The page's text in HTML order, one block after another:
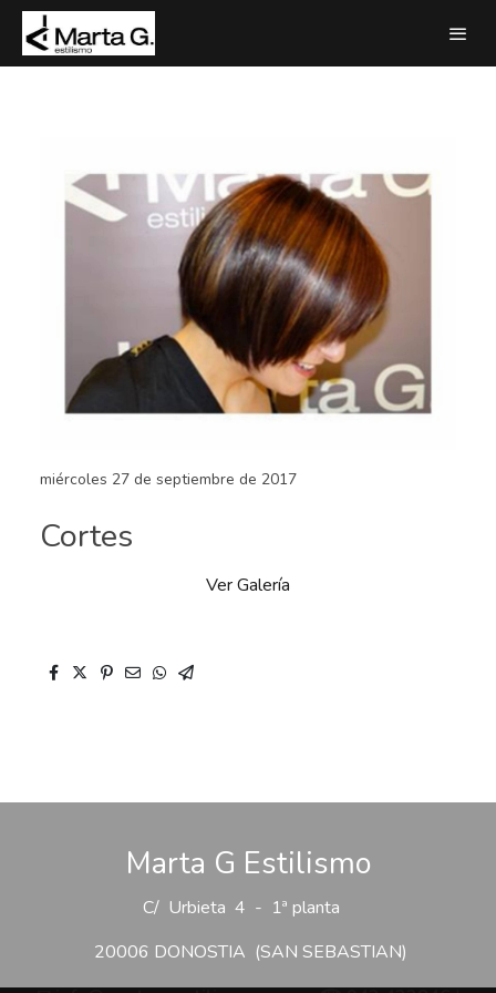
miércoles 27 de septiembre de 2017
Cortes
Ver Galería
Marta G Estilismo
C/ Urbieta 4 - 1ª planta
20006 DONOSTIA (SAN SEBASTIAN)